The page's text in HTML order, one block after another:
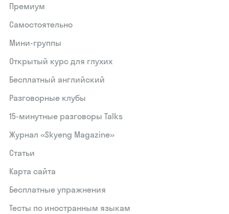
Премиум
Самостоятельно
Мини-группы
Открытый курс для глухих
Бесплатный английский
Разговорные клубы
15‑минутные разговоры Talks
Журнал «Skyeng Magazine»
Статьи
Карта сайта
Бесплатные упражнения
Тесты по иностранным языкам